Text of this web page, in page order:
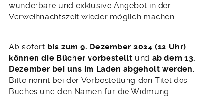
wunderbare und exklusive Angebot in der
Vorweihnachtszeit wieder möglich machen.
Ab sofort bis zum 9. Dezember 2024 (12 Uhr)
können die Bücher vorbestellt und ab dem 13.
Dezember bei uns im Laden abgeholt werden.
Bitte nennt bei der Vorbestellung den Titel des
Buches und den Namen für die Widmung.